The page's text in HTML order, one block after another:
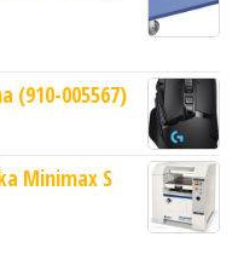
(910-005567)
Minimax S